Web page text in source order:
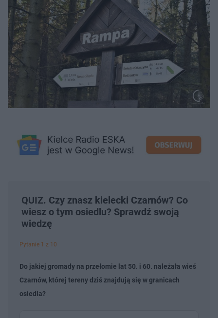
QUIZ. Czy znasz kielecki Czarnów? Co
wiesz o tym osiedlu? Sprawdź swoją
wiedzę
Pytanie 1 z 10
Do jakiej gromady na przełomie lat 50. i 60. należała wieś
Czarnów, której tereny dziś znajdują się w granicach
osiedla?